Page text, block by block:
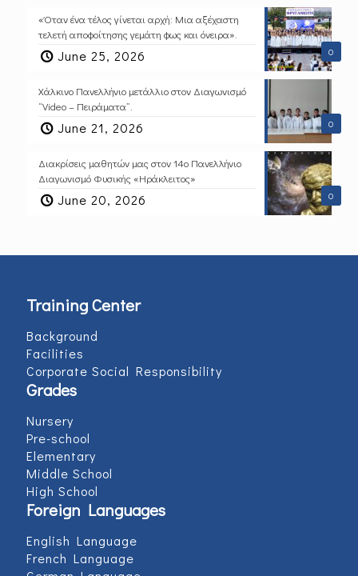
0
«Όταν ένα τέλος γίνεται αρχή: Μια αξέχαστη
τελετή αποφοίτησης γεμάτη φως και όνειρα».
June 25, 2026
0
Χάλκινο Πανελλήνιο μετάλλιο στον Διαγωνισμό
“Video – Πειράματα”.
June 21, 2026
0
Διακρίσεις μαθητών μας στον 14ο Πανελλήνιο
Διαγωνισμό Φυσικής «Ηράκλειτος»
June 20, 2026
Training Center
Background
Facilities
Corporate Social Responsibility
Grades
Nursery
Pre-school
Elementary
Middle School
High School
Foreign Languages
English Language
French Language